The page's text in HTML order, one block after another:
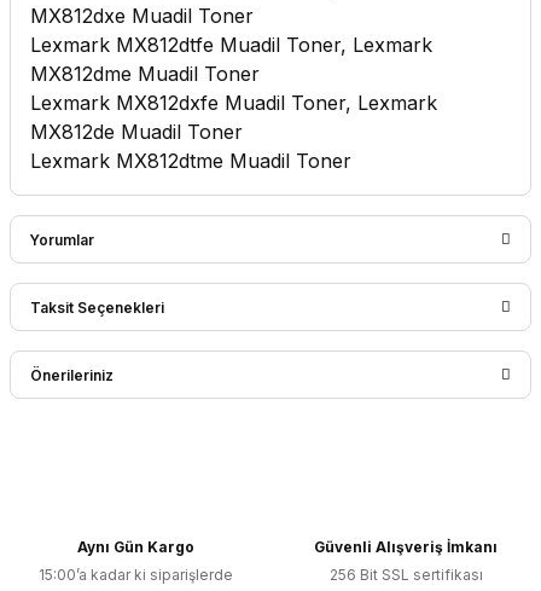
MX812dxe Muadil Toner
Lexmark MX812dtfe Muadil Toner, Lexmark
MX812dme Muadil Toner
Lexmark MX812dxfe Muadil Toner, Lexmark
MX812de Muadil Toner
Lexmark MX812dtme Muadil Toner
Yorumlar
Bu ürüne ilk yorumu siz yapın!
Taksit Seçenekleri
Önerileriniz
Ürün resmi kalitesiz, bozuk veya görüntülenemiyor.
Aynı Gün Kargo
15:00’a kadar ki siparişlerde
Güvenli Alışveriş İmkanı
256 Bit SSL sertifikası